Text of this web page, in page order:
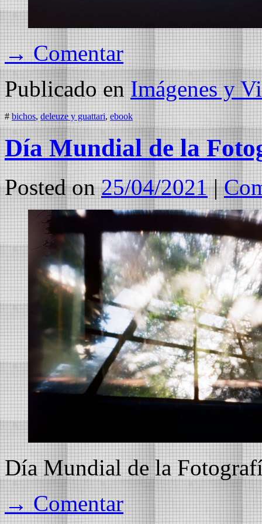
→ Comentar
Publicado en Imágenes y
# bichos, deleuze y guattari, ebook
Día Mundial de la
Posted on 25/04/2021 |
Día Mundial de la
→ Comentar